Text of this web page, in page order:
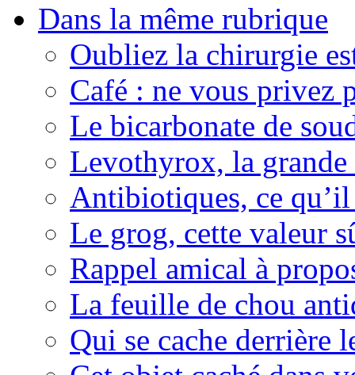
Dans la même rubrique
Oubliez la chirurgie
Café : ne vous privez
Le bicarbonate de
Levothyrox, la
Antibiotiques, ce
Le grog, cette valeur
Rappel amical à
La feuille de chou
Qui se cache derrière